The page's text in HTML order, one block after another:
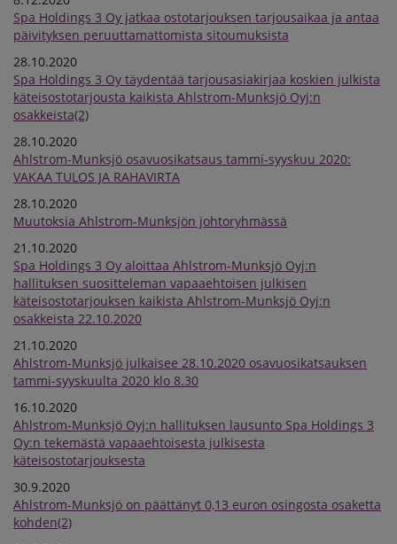
Spa Holdings 3 Oy jatkaa ostotarjouksen tarjousaikaa ja antaa
päivityksen peruuttamattomista sitoumuksista
28.10.2020
Spa Holdings 3 Oy täydentää tarjousasiakirjaa koskien julkista
käteisostotarjousta kaikista Ahlstrom-Munksjö Oyj:n
osakkeista(2)
28.10.2020
Ahlstrom-Munksjö osavuosikatsaus tammi-syyskuu 2020:
VAKAA TULOS JA RAHAVIRTA
28.10.2020
Muutoksia Ahlstrom-Munksjön johtoryhmässä
21.10.2020
Spa Holdings 3 Oy aloittaa Ahlstrom-Munksjö Oyj:n
hallituksen suositteleman vapaaehtoisen julkisen
käteisostotarjouksen kaikista Ahlstrom-Munksjö Oyj:n
osakkeista 22.10.2020
21.10.2020
Ahlstrom-Munksjö julkaisee 28.10.2020 osavuosikatsauksen
tammi-syyskuulta 2020 klo 8.30
16.10.2020
Ahlstrom-Munksjö Oyj:n hallituksen lausunto Spa Holdings 3
Oy:n tekemästä vapaaehtoisesta julkisesta
käteisostotarjouksesta
30.9.2020
Ahlstrom-Munksjö on päättänyt 0,13 euron osingosta osaketta
kohden(2)